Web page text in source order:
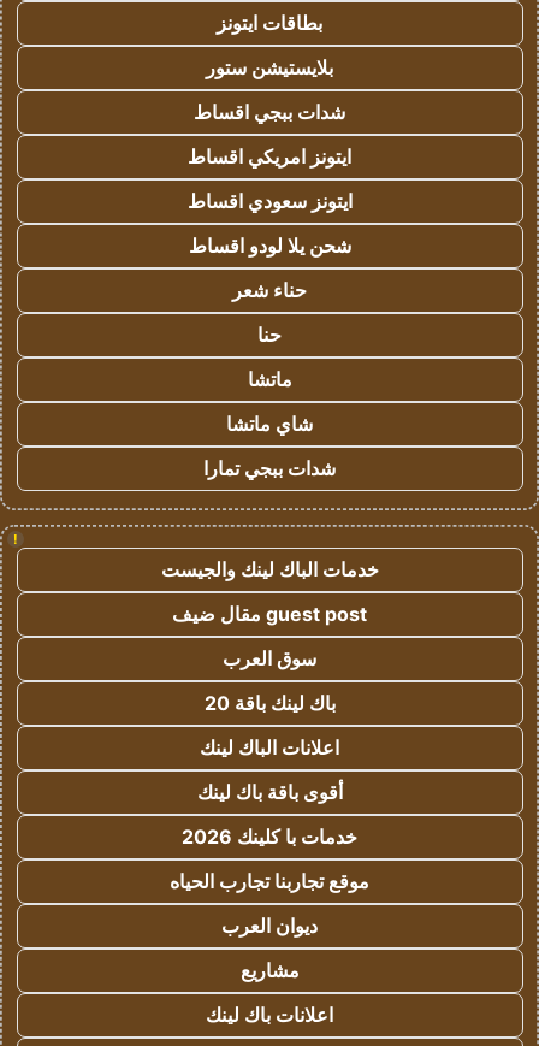
بطاقات ايتونز
بلايستيشن ستور
شدات ببجي اقساط
ايتونز امريكي اقساط
ايتونز سعودي اقساط
شحن يلا لودو اقساط
حناء شعر
حنا
ماتشا
شاي ماتشا
شدات ببجي تمارا
!
خدمات الباك لينك والجيست
guest post مقال ضيف
سوق العرب
باك لينك باقة 20
اعلانات الباك لينك
أقوى باقة باك لينك
خدمات با كلينك 2026
موقع تجاربنا تجارب الحياه
ديوان العرب
مشاريع
اعلانات باك لينك